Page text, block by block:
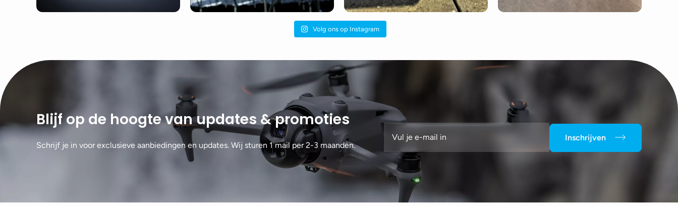
Volg ons op Instagram
Blijf op de hoogte van updates & promoties
Schrijf je in voor exclusieve aanbiedingen en updates. Wij sturen 1 mail per 2-3 maanden.
Inschrijven